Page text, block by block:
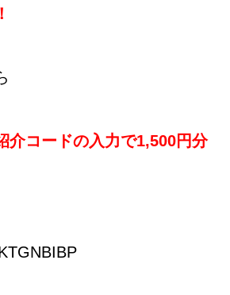
介コードの入力で1,500円分